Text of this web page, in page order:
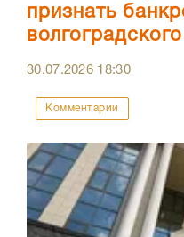
признать
30.07.2026 18:30
Комментарии